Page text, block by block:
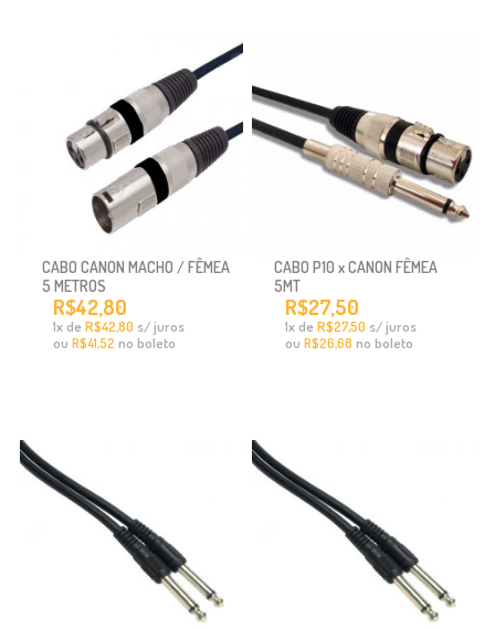
CABO CANON MACHO / FÊMEA
5 METROS
R$42,80
1xde R$42,80 s/ juros
ou R$41,52 no boleto
CABO P10 x CANON FÊMEA
5MT
R$27,50
1x deR$27,50 s/ juros
ouR$26,68 no boleto